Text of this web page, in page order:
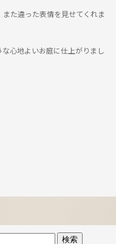
た違った表情を見せてくれま
心地よいお庭に仕上がりまし